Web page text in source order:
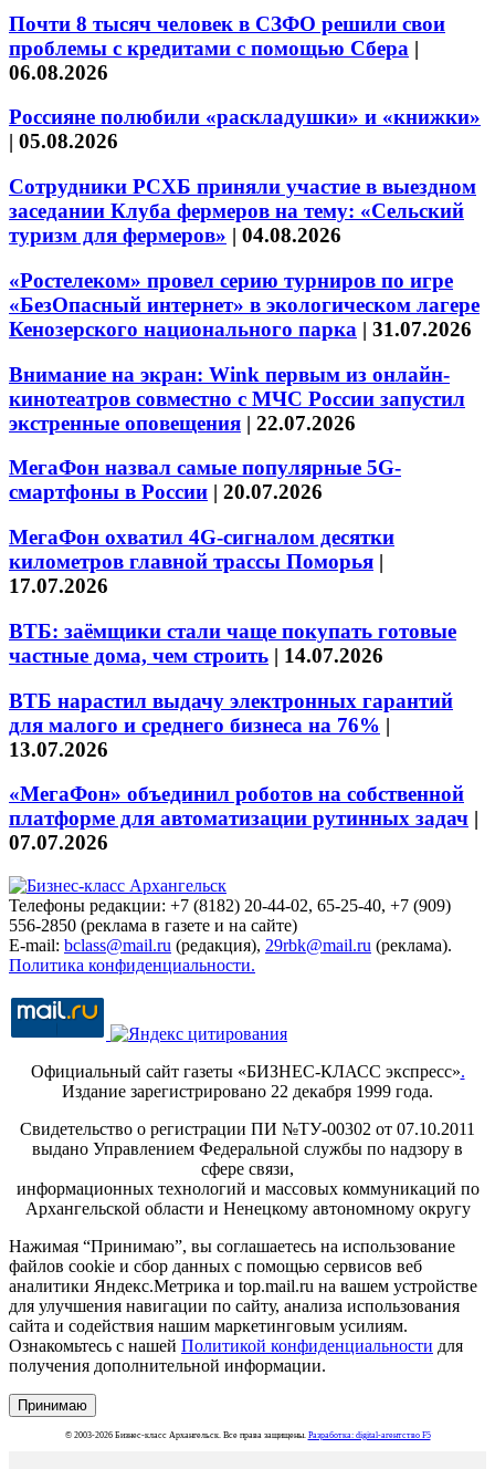
Почти 8 тысяч человек в СЗФО решили свои
проблемы с кредитами с помощью Сбера |
06.08.2026
Россияне полюбили «раскладушки» и «книжки»
| 05.08.2026
Сотрудники РСХБ приняли участие в выездном
заседании Клуба фермеров на тему: «Сельский
туризм для фермеров» | 04.08.2026
«Ростелеком» провел серию турниров по игре
«БезОпасный интернет» в экологическом лагере
Кенозерского национального парка | 31.07.2026
Внимание на экран: Wink первым из онлайн-
кинотеатров совместно с МЧС России запустил
экстренные оповещения | 22.07.2026
МегаФон назвал самые популярные 5G-
смартфоны в России | 20.07.2026
МегаФон охватил 4G-сигналом десятки
километров главной трассы Поморья |
17.07.2026
ВТБ: заёмщики стали чаще покупать готовые
частные дома, чем строить | 14.07.2026
ВТБ нарастил выдачу электронных гарантий
для малого и среднего бизнеса на 76% |
13.07.2026
«МегаФон» объединил роботов на собственной
платформе для автоматизации рутинных задач |
07.07.2026
Телефоны редакции: +7 (8182) 20-44-02, 65-25-40, +7 (909)
556-2850 (реклама в газете и на сайте)
E-mail: bclass@mail.ru (редакция), 29rbk@mail.ru (реклама).
Политика конфиденциальности.
Официальный сайт газеты «БИЗНЕС-КЛАСС экспресс».
Издание зарегистрировано 22 декабря 1999 года.
Свидетельство о регистрации ПИ №ТУ-00302 от 07.10.2011
выдано Управлением Федеральной службы по надзору в
сфере связи,
информационных технологий и массовых коммуникаций по
Архангельской области и Ненецкому автономному округу
Нажимая “Принимаю”, вы соглашаетесь на использование
файлов cookie и сбор данных с помощью сервисов веб
аналитики Яндекс.Метрика и top.mail.ru на вашем устройстве
для улучшения навигации по сайту, анализа использования
сайта и содействия нашим маркетинговым усилиям.
Ознакомьтесь с нашей Политикой конфиденциальности для
получения дополнительной информации.
Принимаю
© 2003-2026 Бизнес-класс Архангельск. Все права защищены. Разработка: digital-агентство F5